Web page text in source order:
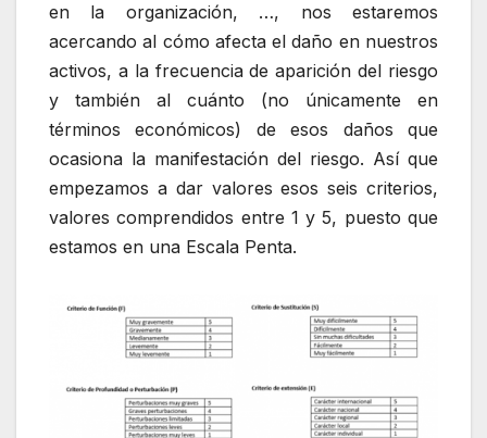
en la organización, …, nos estaremos
acercando al cómo afecta el daño en nuestros
activos, a la frecuencia de aparición del riesgo
y también al cuánto (no únicamente en
términos económicos) de esos daños que
ocasiona la manifestación del riesgo. Así que
empezamos a dar valores esos seis criterios,
valores comprendidos entre 1 y 5, puesto que
estamos en una Escala Penta.